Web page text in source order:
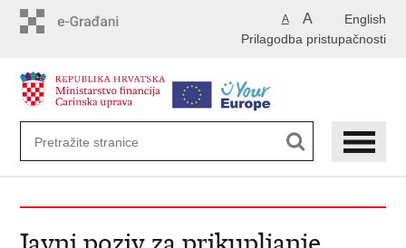
English
A A
Prilagodba pristupačnosti